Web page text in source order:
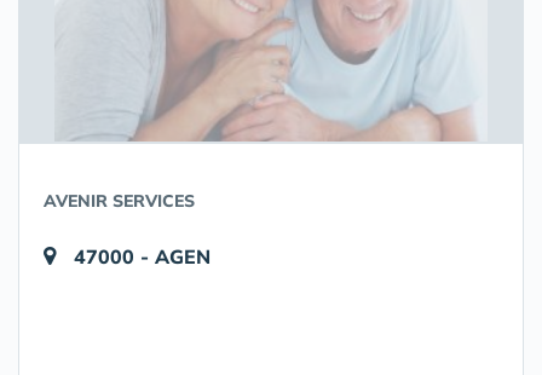
AVENIR SERVICES
47000 - AGEN